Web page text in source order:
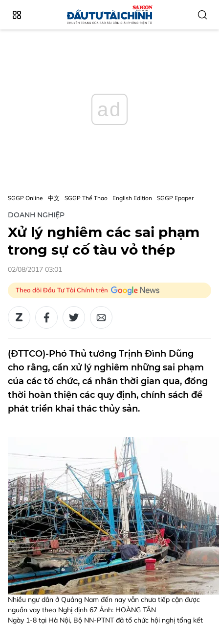
ad
SGGP Online 中文 SGGP Thể Thao English Edition SGGP Epaper
DOANH NGHIỆP
Xử lý nghiêm các sai phạm
trong sự cố tàu vỏ thép
02/08/2017 03:01
Theo dõi Đầu Tư Tài Chính trên
(ĐTTCO)-Phó Thủ tướng Trịnh Đình Dũng
cho rằng, cần xử lý nghiêm những sai phạm
của các tổ chức, cá nhân thời gian qua, đồng
thời hoàn thiện các quy định, chính sách để
phát triển khai thác thủy sản.
Nhiều ngư dân ở Quảng Nam đến nay vẫn chưa tiếp cận được
nguồn vay theo Nghị định 67 Ảnh: HOÀNG TÂN
Ngày 1-8 tại Hà Nội, Bộ NN-PTNT đã tổ chức hội nghị tổng kết